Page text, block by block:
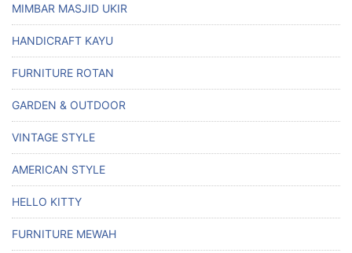
MIMBAR MASJID UKIR
HANDICRAFT KAYU
FURNITURE ROTAN
GARDEN & OUTDOOR
VINTAGE STYLE
AMERICAN STYLE
HELLO KITTY
FURNITURE MEWAH